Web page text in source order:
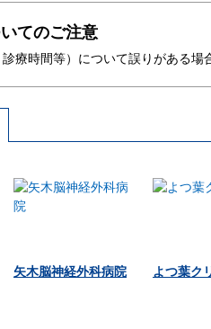
てのご注意
療時間等）について誤りがある
矢木脳神経外科病院 よつ葉ク